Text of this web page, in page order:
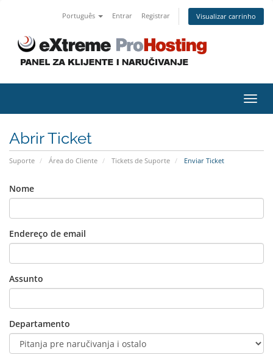
Português Entrar Registrar Visualizar carrinho
Abrir Ticket
Suporte Área do Cliente Tickets de Suporte Enviar Ticket
Nome
Endereço de email
Assunto
Departamento